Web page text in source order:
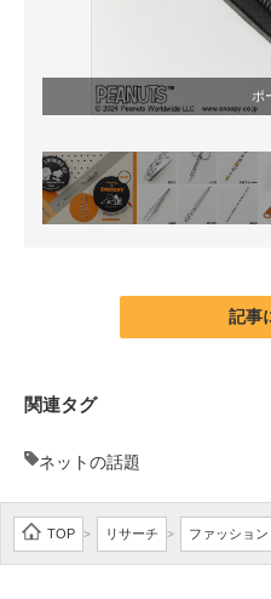
ポ
記事
関連タグ
ネットの話題
TOP > リサーチ > ファッション